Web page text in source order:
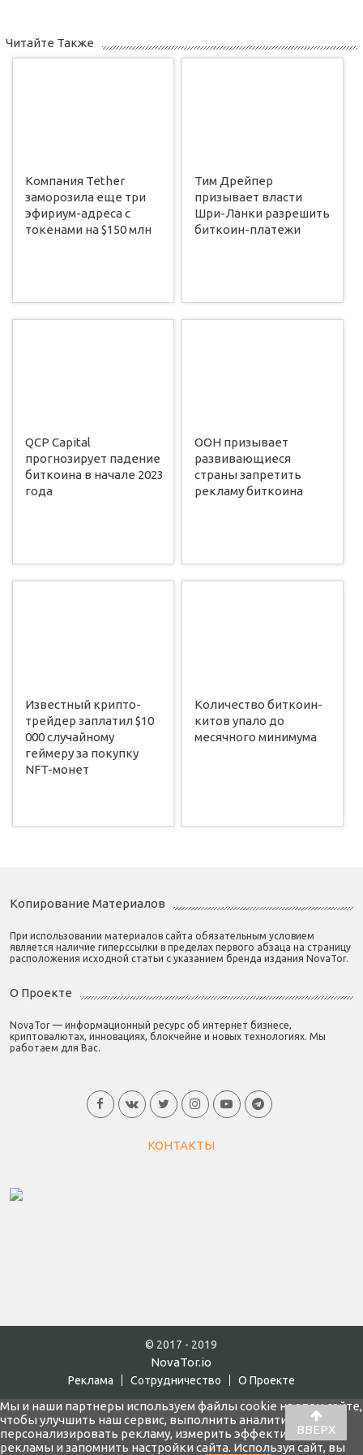
Читайте Также
Компания Tether
заморозила еще три
эфириум-адреса с
токенами на $150 млн
Тим Дрейпер
призывает власти
Шри-Ланки разрешить
биткоин-платежи
QCP Capital
прогнозирует падение
биткоина в начале 2023
года
ООН призывает
развивающиеся
страны запретить
рекламу биткоина
Известный крипто-
трейдер заплатил $10
000 случайному
геймеру за покупку
NFT-монет
Количество биткоин-
китов упало до
месячного минимума
Копирование Материалов
При использовании материалов сайта обязательным условием
является наличие гиперссылки в пределах первого абзаца на страницу
расположения исходной статьи с указанием бренда издания NovaTor.
О Проекте
NovaTor — информационный ресурс об интернет бизнесе,
криптовалютах, инновациях, блокчейне и новых технологиях. Мы
работаем для Вас.
КОНТАКТЫ
© 2017 - 2019
NovaTor.io
Реклама Cотрудничество О Проекте
ВВЕРХ
Мы и наши партнеры используем файлы cookie на этом сайте,
чтобы улучшить наш сервис, выполнить аналитику,
персонализировать рекламу, измерить эффективность
рекламы и запомнить настройки сайта. Используя сайт, вы